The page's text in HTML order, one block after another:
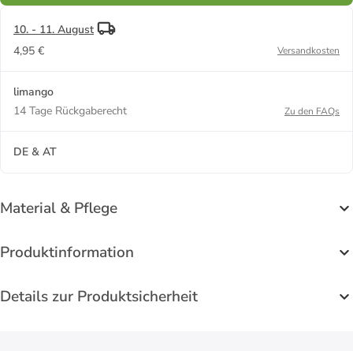
10. - 11. August
4,95 €
Versandkosten
limango
14 Tage Rückgaberecht
Zu den FAQs
DE & AT
Material & Pflege
Produktinformation
Details zur Produktsicherheit